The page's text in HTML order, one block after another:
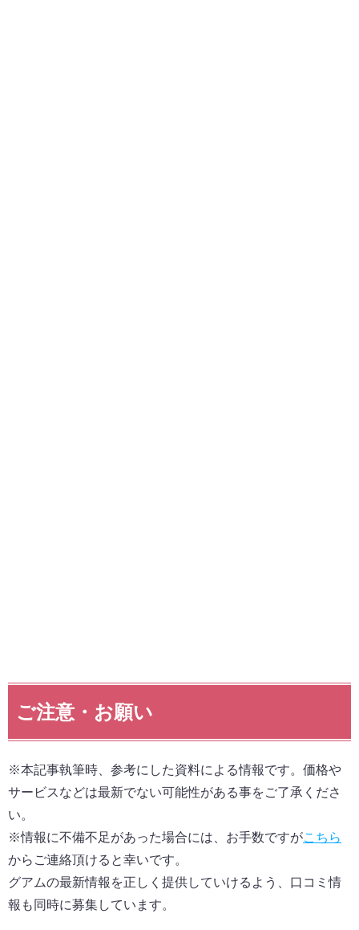
ご注意・お願い
※本記事執筆時、参考にした資料による情報です。価格や
サービスなどは最新でない可能性がある事をご了承くださ
い。
※情報に不備不足があった場合には、お手数ですがこちら
からご連絡頂けると幸いです。
グアムの最新情報を正しく提供していけるよう、口コミ情
報も同時に募集しています。